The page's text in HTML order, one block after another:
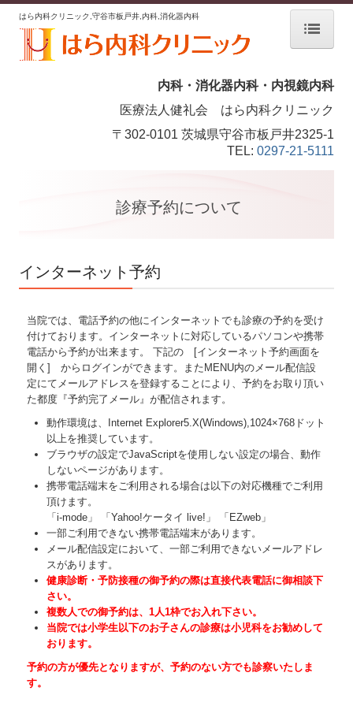
内視鏡検査について
施設・設備のご紹介
アクセス
はら内科クリニック,守谷市板戸井,内科,消化器内科
内科・消化器内科・内視鏡内科
医療法人健礼会 はら内科クリニック
〒302-0101 茨城県守谷市板戸井2325-1
TEL: 0297-21-5111
診療予約について
インターネット予約
当院では、電話予約の他にインターネットでも診療の予約を受け
付けております。インターネットに対応しているパソコンや携帯
電話から予約が出来ます。 下記の [インターネット予約画面を
開く] からログインができます。またMENU内のメール配信設
定にてメールアドレスを登録することにより、予約をお取り頂い
た都度『予約完了メール』が配信されます。
動作環境は、Internet Explorer5.X(Windows),1024×768ドット
以上を推奨しています。
ブラウザの設定でJavaScriptを使用しない設定の場合、動作
しないページがあります。
携帯電話端末をご利用される場合は以下の対応機種でご利用
頂けます。
「i-mode」 「Yahoo!ケータイ live!」 「EZweb」
一部ご利用できない携帯電話端末があります。
メール配信設定において、一部ご利用できないメールアドレ
スがあります。
健康診断・予防接種の御予約の際は直接代表電話に御相談下
さい。
複数人での御予約は、1人1枠でお入れ下さい。
当院では小学生以下のお子さんの診療は小児科をお勧めして
おります。
予約の方が優先となりますが、予約のない方でも診察いたしま
す。